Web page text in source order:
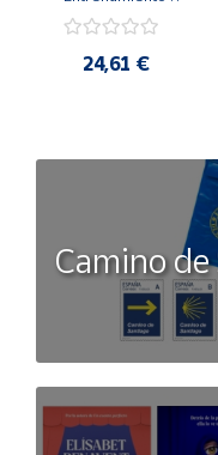
Igualdad de Género.
24,61 €
Camino